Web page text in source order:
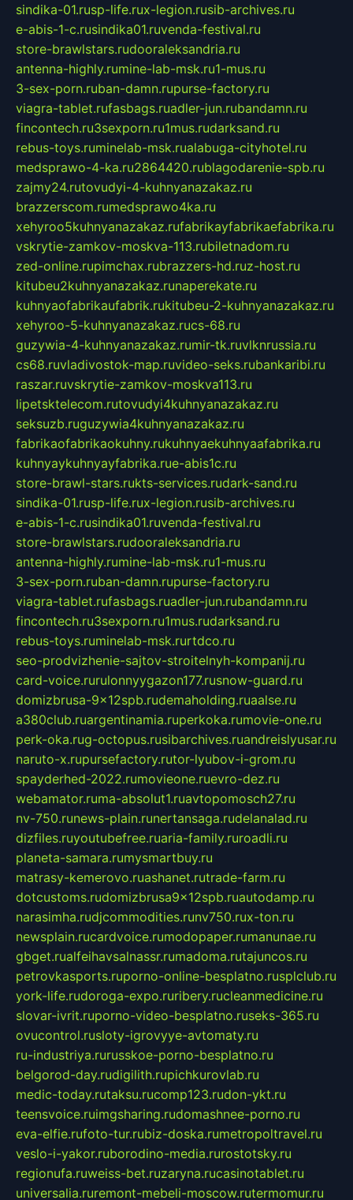
sindika-01.rusp-life.rux-legion.rusib-archives.ru
e-abis-1-c.rusindika01.ruvenda-festival.ru
store-brawlstars.rudooraleksandria.ru
antenna-highly.rumine-lab-msk.ru1-mus.ru
3-sex-porn.ruban-damn.rupurse-factory.ru
viagra-tablet.rufasbags.ruadler-jun.rubandamn.ru
fincontech.ru3sexporn.ru1mus.rudarksand.ru
rebus-toys.ruminelab-msk.rualabuga-cityhotel.ru
medsprawo-4-ka.ru2864420.rublagodarenie-spb.ru
zajmy24.rutovudyi-4-kuhnyanazakaz.ru
brazzerscom.rumedsprawo4ka.ru
xehyroo5kuhnyanazakaz.rufabrikayfabrikaefabrika.ru
vskrytie-zamkov-moskva-113.rubiletnadom.ru
zed-online.rupimchax.rubrazzers-hd.ruz-host.ru
kitubeu2kuhnyanazakaz.runaperekate.ru
kuhnyaofabrikaufabrik.rukitubeu-2-kuhnyanazakaz.ru
xehyroo-5-kuhnyanazakaz.rucs-68.ru
guzywia-4-kuhnyanazakaz.rumir-tk.ruvlknrussia.ru
cs68.ruvladivostok-map.ruvideo-seks.rubankaribi.ru
raszar.ruvskrytie-zamkov-moskva113.ru
lipetsktelecom.rutovudyi4kuhnyanazakaz.ru
seksuzb.ruguzywia4kuhnyanazakaz.ru
fabrikaofabrikaokuhny.rukuhnyaekuhnyaafabrika.ru
kuhnyaykuhnyayfabrika.rue-abis1c.ru
store-brawl-stars.rukts-services.rudark-sand.ru
sindika-01.rusp-life.rux-legion.rusib-archives.ru
e-abis-1-c.rusindika01.ruvenda-festival.ru
store-brawlstars.rudooraleksandria.ru
antenna-highly.rumine-lab-msk.ru1-mus.ru
3-sex-porn.ruban-damn.rupurse-factory.ru
viagra-tablet.rufasbags.ruadler-jun.rubandamn.ru
fincontech.ru3sexporn.ru1mus.rudarksand.ru
rebus-toys.ruminelab-msk.rurtdco.ru
seo-prodvizhenie-sajtov-stroitelnyh-kompanij.ru
card-voice.rurulonnyygazon177.rusnow-guard.ru
domizbrusa-9x12spb.rudemaholding.ruaalse.ru
a380club.ruargentinamia.ruperkoka.rumovie-one.ru
perk-oka.rug-octopus.rusibarchives.ruandreislyusar.ru
naruto-x.rupursefactory.rutor-lyubov-i-grom.ru
spayderhed-2022.rumovieone.ruevro-dez.ru
webamator.ruma-absolut1.ruavtopomosch27.ru
nv-750.runews-plain.runertansaga.rudelanalad.ru
dizfiles.ruyoutubefree.ruaria-family.ruroadli.ru
planeta-samara.rumysmartbuy.ru
matrasy-kemerovo.ruashanet.rutrade-farm.ru
dotcustoms.rudomizbrusa9x12spb.ruautodamp.ru
narasimha.rudjcommodities.runv750.rux-ton.ru
newsplain.rucardvoice.rumodopaper.rumanunae.ru
gbget.rualfeihavsalnassr.rumadoma.rutajuncos.ru
petrovkasports.ruporno-online-besplatno.rusplclub.ru
york-life.rudoroga-expo.ruribery.rucleanmedicine.ru
slovar-ivrit.ruporno-video-besplatno.ruseks-365.ru
ovucontrol.rusloty-igrovyye-avtomaty.ru
ru-industriya.rurusskoe-porno-besplatno.ru
belgorod-day.rudigilith.rupichkurovlab.ru
medic-today.rutaksu.rucomp123.rudon-ykt.ru
teensvoice.ruimgsharing.rudomashnee-porno.ru
eva-elfie.rufoto-tur.rubiz-doska.rumetropoltravel.ru
veslo-i-yakor.ruborodino-media.rurostotsky.ru
regionufa.ruweiss-bet.ruzaryna.rucasinotablet.ru
universalia.ruremont-mebeli-moscow.rutermomur.ru